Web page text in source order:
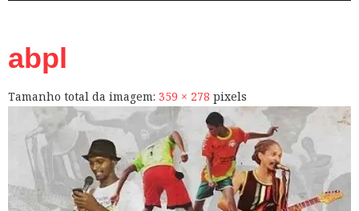
abpl
Tamanho total da imagem: 359 × 278 pixels